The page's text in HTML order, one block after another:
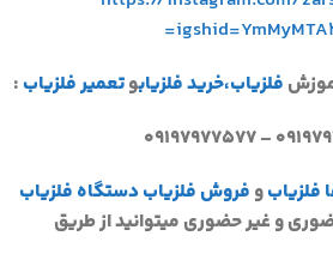
فلزیاب،خرید فلزیابوتعمیر فلزیاب :
فلزیابو فروش فلزیابدستگاه فلزیاب
و غیر حضوری میتوانید از طریق